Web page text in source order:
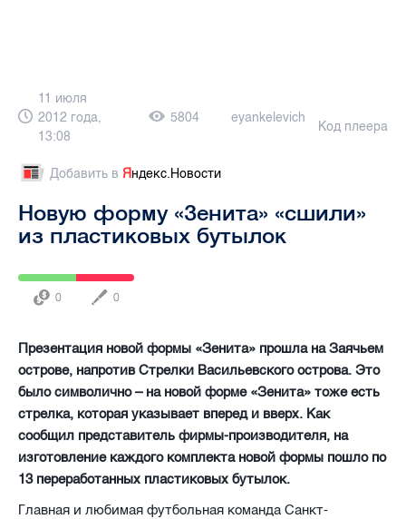
11 июля
2012 года,
13:08
5804 eyankelevich
Код плеера
Добавить в Яндекс.Новости
Новую форму «Зенита» «сшили»
из пластиковых бутылок
0 0
Презентация новой формы «Зенита» прошла на Заячьем
острове, напротив Стрелки Васильевского острова. Это
было символично – на новой форме «Зенита» тоже есть
стрелка, которая указывает вперед и вверх. Как
сообщил представитель фирмы-производителя, на
изготовление каждого комплекта новой формы пошло по
13 переработанных пластиковых бутылок.
Главная и любимая футбольная команда Санкт-